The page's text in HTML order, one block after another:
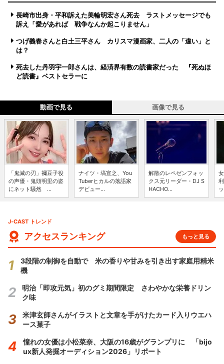
長崎市出身・平和訴えた美輪明宏さん死去 ラストメッセージでも
訴え「愛があれば 戦争なんか起こりません」
つげ義春さんと白土三平さん カリスマ漫画家、二人の「違い」と
は？
死去した丹羽宇一郎さんは、経済界有数の読書家だった 『死ぬほ
ど読書』ベストセラーに
動画で見る 画像で見る
「鬼滅の刃」禰豆子役
の声優・鬼頭明里の姿
にネット騒然 ...
ナイツ・塙宣之、You
Tuberヒカルの落語家
デビュー...
解散のレペゼンフォッ
クス元リーダー・DJ S
HACHO...
J-CAST トレンド
アクセスランキング もっと見る
3段階の制御を自動で 米の香りや甘みを引き出す家庭用精米
機
明治「即攻元気」初のグミ期間限定 さわやかな栄養ドリン
ク味
米津玄師さんがイラストと文章を手がけたカード入りウエハ
ース菓子
憧れの女優は小松菜奈、大阪の16歳がグランプリに 「bijo
ux新人発掘オーディション2026」リポート